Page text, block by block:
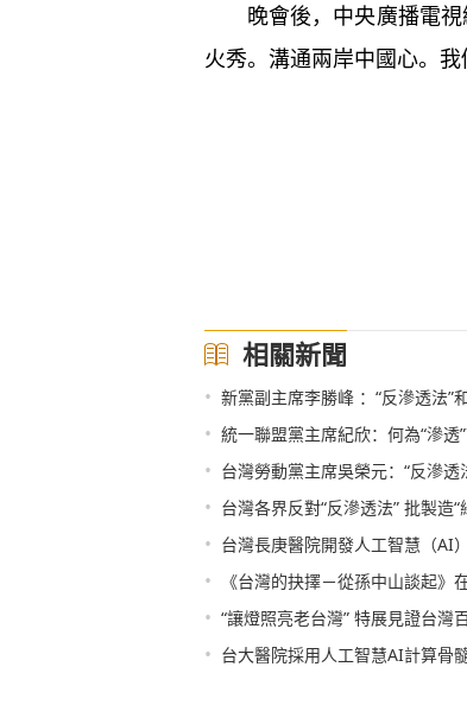
晚會後，中央廣播電視
火秀。溝通兩岸中國心。我
相關新聞
• 新黨副主席李勝峰 ：“反滲透法”
• 統一聯盟黨主席紀欣：何為“滲透”
• 台灣勞動黨主席吳榮元：“反滲透
• 台灣各界反對“反滲透法” 批製造“
• 台灣長庚醫院開發人工智慧（AI
• 《台灣的抉擇－從孫中山談起》
• “讓燈照亮老台灣” 特展見證台灣
• 台大醫院採用人工智慧AI計算骨